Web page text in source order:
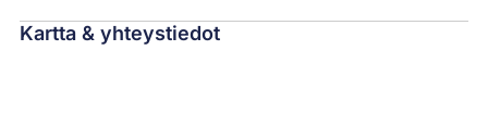
Kartta & yhteystiedot